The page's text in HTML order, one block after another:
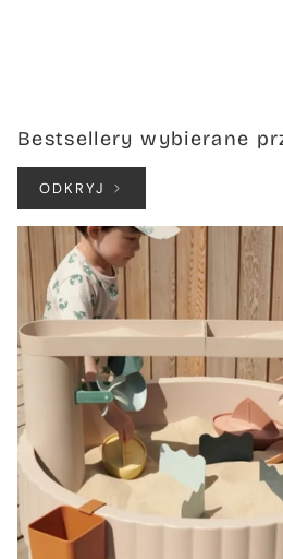
Bestsellery wybierane
ODKRYJ